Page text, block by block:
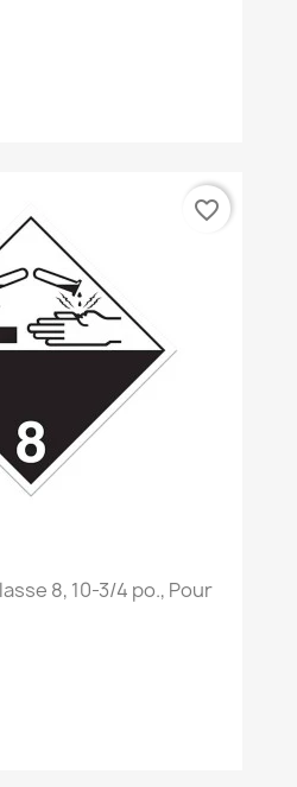
8, 10-3/4 po., Pour
favorite_border